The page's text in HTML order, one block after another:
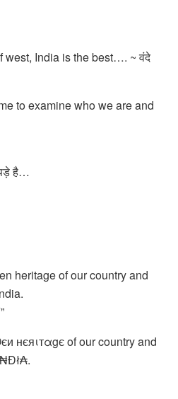
west, India is the best…. ~ वंदे
to examine who we are and
है…
heritage of our country and
нєяιтαgє of our country and